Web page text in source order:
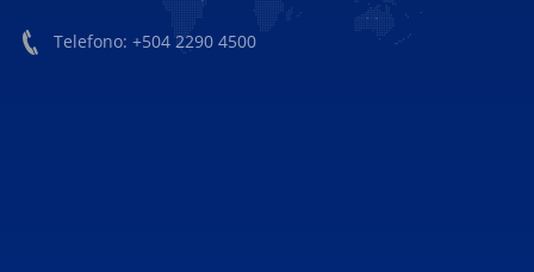
Telefono: +504 2290 4500